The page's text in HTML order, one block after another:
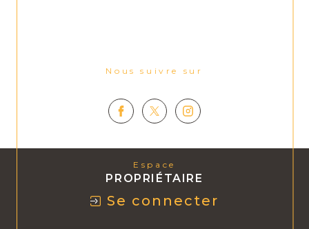
Nous suivre sur
Espace
PROPRIÉTAIRE
Se connecter